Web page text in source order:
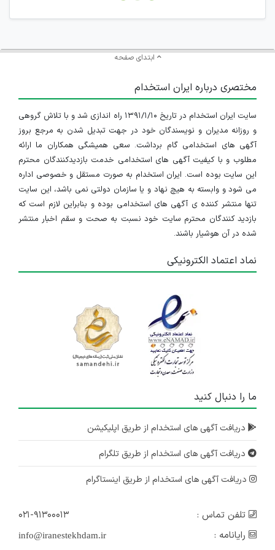
ابتدای صفحه
مختصری درباره ایران استخدام
سایت ایران استخدام در تاریخ ۱۳۹۱/۱/۱۰ راه اندازی شد و با تلاش گروهی
و روزانه مدیران و نویسندگان خود در جهت تبدیل شدن به مرجع بروز
آگهی های استخدامی گام برداشت. سعی همیشگی همکاران ما ارائه
مطلوب و با کیفیت آگهی های استخدامی خدمت بازدیدکنندگان محترم
این سایت بوده است. ایران استخدام به صورت مستقل و خصوصی اداره
می شود و وابسته به هیچ نهاد و یا سازمان دولتی نمی باشد، این سایت
تنها منتشر کننده ی آگهی های استخدامی بوده و بنابراین لازم است که
بازدید کنندگان محترم سایت خود نسبت به صحت و سقم اخبار منتشر
شده در آن هوشیار باشند.
نماد اعتماد الکترونیکی
ما را دنبال کنید
دریافت آگهی های استخدام از طریق اپلیکیشن
دریافت آگهی های استخدام از طریق تلگرام
دریافت آگهی های استخدام از طریق اینستاگرام
تلفن تماس :
۰۲۱-۹۱۳۰۰۰۱۳
رایانامه :
info@iranestekhdam.ir